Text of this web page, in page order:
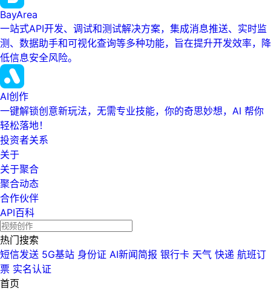
BayArea
一站式API开发、调试和测试解决方案，集成消息推送、实时监
测、数据助手和可视化查询等多种功能，旨在提升开发效率，降
低信息安全风险。
AI创作
一键解锁创意新玩法，无需专业技能，你的奇思妙想，AI 帮你
轻松落地！
投资者关系
关于
关于聚合
聚合动态
合作伙伴
API百科
热门搜索
短信发送 5G基站 身份证 AI新闻简报 银行卡 天气 快递 航班订
票 实名认证
首页